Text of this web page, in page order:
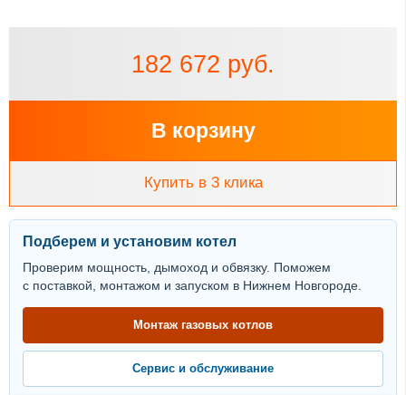
182 672 руб.
В корзину
Купить в 3 клика
Подберем и установим котел
Проверим мощность, дымоход и обвязку. Поможем
с поставкой, монтажом и запуском в Нижнем Новгороде.
Монтаж газовых котлов
Сервис и обслуживание